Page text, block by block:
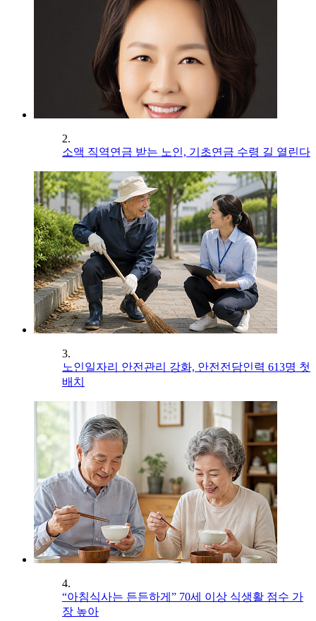
2.
소액 직역연금 받는 노인, 기초연금 수령 길 열린다
3.
노인일자리 안전관리 강화, 안전전담인력 613명 첫
배치
4.
“아침식사는 든든하게” 70세 이상 식생활 점수 가
장 높아